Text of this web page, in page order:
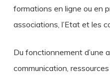
formations en ligne ou en
associations, l’Etat et les
Du fonctionnement d’une
communication, ressources